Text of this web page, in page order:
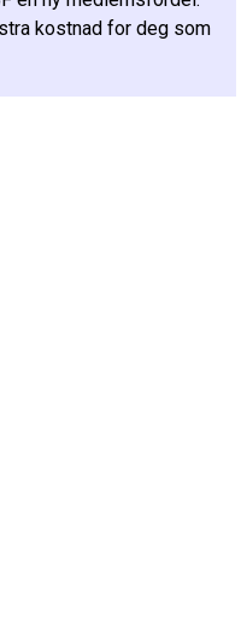
kostnad for deg som